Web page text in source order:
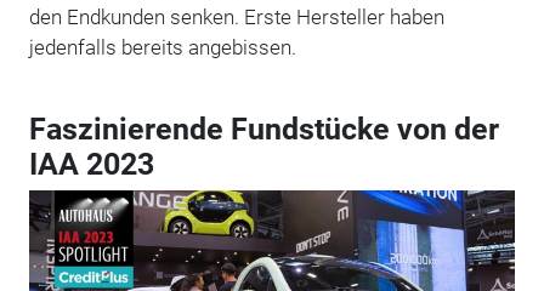
den Endkunden senken. Erste Hersteller haben
jedenfalls bereits angebissen.
Faszinierende Fundstücke von der
IAA 2023